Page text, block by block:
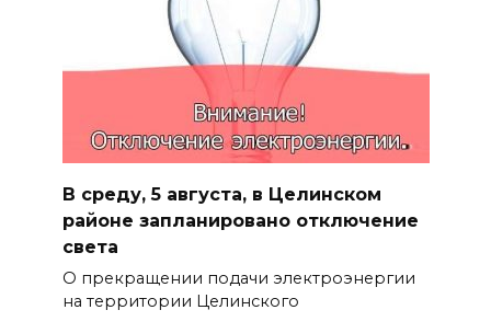
В среду, 5 августа, в Целинском
районе запланировано отключение
света
О прекращении подачи электроэнергии
на территории Целинского